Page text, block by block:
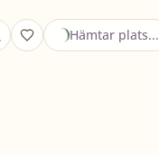
Hämtar plats...